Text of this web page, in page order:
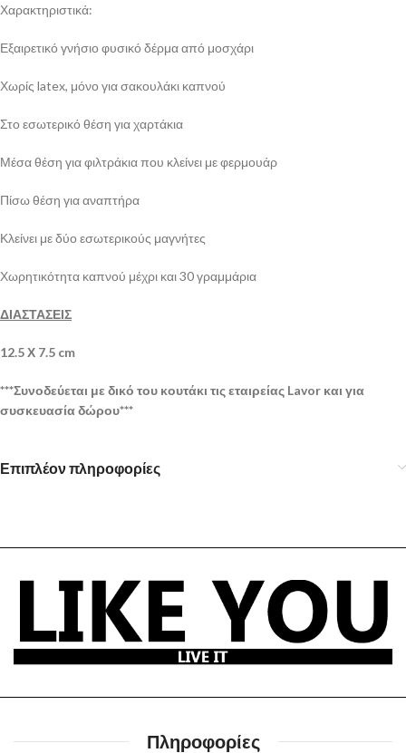
Χαρακτηριστικά:
Εξαιρετικό γνήσιο φυσικό δέρμα από μοσχάρι
Χωρίς latex, μόνο για σακουλάκι καπνού
Στο εσωτερικό θέση για χαρτάκια
Μέσα θέση για φιλτράκια που κλείνει με φερμουάρ
Πίσω θέση για αναπτήρα
Κλείνει με δύο εσωτερικούς μαγνήτες
Χωρητικότητα καπνού μέχρι και 30 γραμμάρια
ΔΙΑΣΤΑΣΕΙΣ
12.5 Χ 7.5 cm
***Συνοδεύεται με δικό του κουτάκι τις εταιρείας Lavor και για
συσκευασία δώρου***
Επιπλέον πληροφορίες
Πληροφορίες